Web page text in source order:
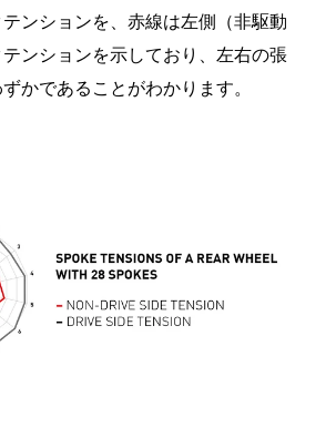
ンションを、赤線は左側（非駆動
ンションを示しており、左右の張
かであることがわかります。